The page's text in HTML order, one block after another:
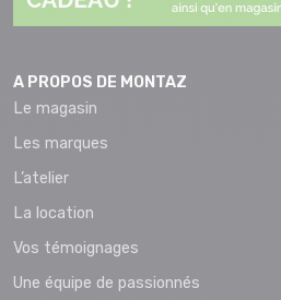
A PROPOS DE MONTAZ
Le magasin
Les marques
L’atelier
La location
Vos témoignages
Une équipe de passionnés